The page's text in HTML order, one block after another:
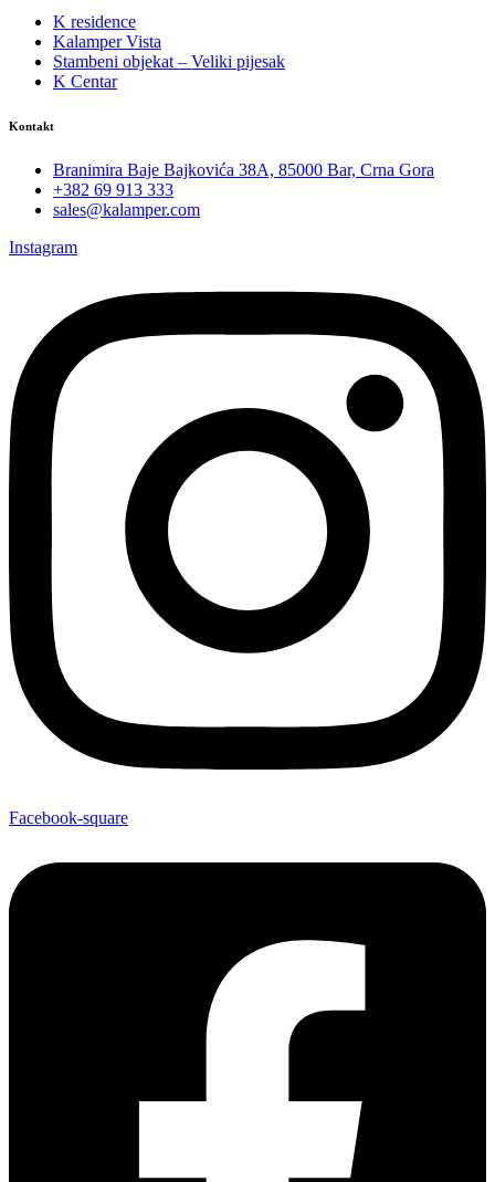
K residence
Kalamper Vista
Stambeni objekat – Veliki pijesak
K Centar
Kontakt
Branimira Baje Bajkovića 38A, 85000 Bar, Crna Gora
+382 69 913 333
sales@kalamper.com
Instagram
Facebook-square